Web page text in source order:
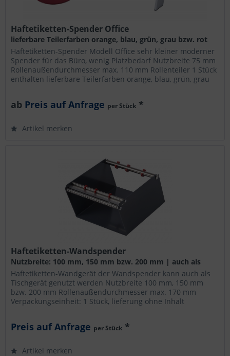
Haftetiketten-Spender Office
lieferbare Teilerfarben orange, blau, grün, grau bzw. rot
Haftetiketten-Spender Modell Office sehr kleiner moderner
Spender für das Büro, wenig Platzbedarf Nutzbreite 75 mm
Rollenaußendurchmesser max. 110 mm Rollenteiler 1 Stück
enthalten lieferbare Teilerfarben orange, blau, grün, grau
ab Preis auf Anfrage per Stück *
Artikel merken
Haftetiketten-Wandspender
Nutzbreite: 100 mm, 150 mm bzw. 200 mm | auch als
Tischgerät verwendbar
Haftetiketten-Wandgerät der Wandspender kann auch als
Tischgerät genutzt werden Nutzbreite 100 mm, 150 mm
bzw. 200 mm Rollenaußendurchmesser max. 170 mm
Verpackungseinheit: 1 Stück, lieferung ohne Inhalt
Preis auf Anfrage per Stück *
Artikel merken